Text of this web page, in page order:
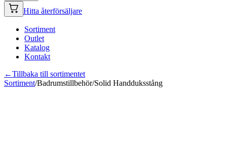
Hitta återförsäljare
Sortiment
Outlet
Katalog
Kontakt
←Tillbaka till sortimentet
Sortiment/Badrumstillbehör/Solid Handduksstång